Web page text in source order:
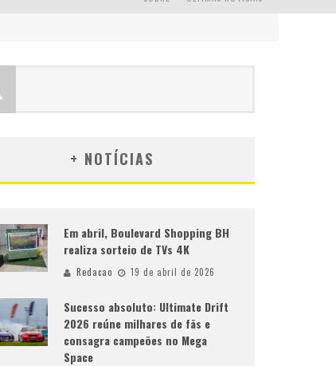
+ NOTÍCIAS
Em abril, Boulevard Shopping BH
realiza sorteio de TVs 4K
Redacao 19 de abril de 2026
Sucesso absoluto: Ultimate Drift
2026 reúne milhares de fãs e
consagra campeões no Mega
Space